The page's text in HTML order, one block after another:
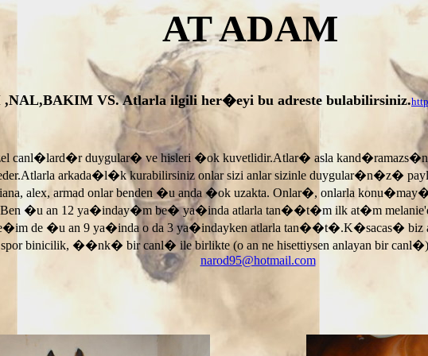
AT ADAM
VS. Atlarla ilgili her�eyi bu adreste bulabilirsiniz.
canl�lard�r duygular� ve hisleri �ok kuvetlidir.Atlar� asla
arkada�l�k kurabilirsiniz onlar sizi anlar sizinle duygular�n�z�
alex, armad onlar benden �u anda �ok uzakta. Onlar�, onlarla
�u an 12 ya�inday�m be� ya�inda atlarla tan��t�m ilk at�m
de �u an 9 ya�inda o da 3 ya�indayken atlarla tan��t�.K�sacas�
binicilik, ��nk� bir canl� ile birlikte (o an ne hisettiysen anlayan bir
narod95@hotmail.com